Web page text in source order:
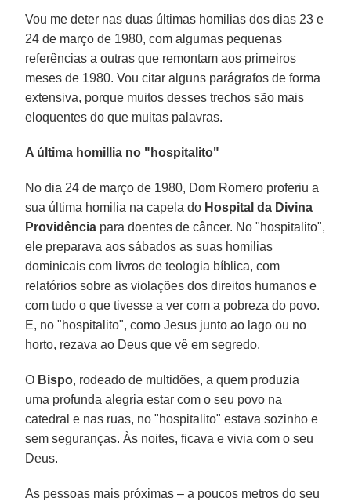
Vou me deter nas duas últimas homilias dos dias 23 e
24 de março de 1980, com algumas pequenas
referências a outras que remontam aos primeiros
meses de 1980. Vou citar alguns parágrafos de forma
extensiva, porque muitos desses trechos são mais
eloquentes do que muitas palavras.
A última homillia no "hospitalito"
No dia 24 de março de 1980, Dom Romero proferiu a
sua última homilia na capela do Hospital da Divina
Providência para doentes de câncer. No "hospitalito",
ele preparava aos sábados as suas homilias
dominicais com livros de teologia bíblica, com
relatórios sobre as violações dos direitos humanos e
com tudo o que tivesse a ver com a pobreza do povo.
E, no "hospitalito", como Jesus junto ao lago ou no
horto, rezava ao Deus que vê em segredo.
O Bispo, rodeado de multidões, a quem produzia
uma profunda alegria estar com o seu povo na
catedral e nas ruas, no "hospitalito" estava sozinho e
sem seguranças. Às noites, ficava e vivia com o seu
Deus.
As pessoas mais próximas – a poucos metros do seu